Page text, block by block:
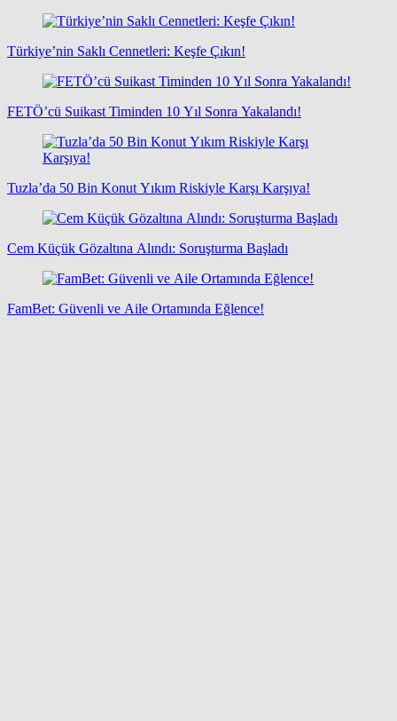
Türkiye’nin Saklı Cennetleri: Keşfe Çıkın!
FETÖ’cü Suikast Timinden 10 Yıl Sonra Yakalandı!
Tuzla’da 50 Bin Konut Yıkım Riskiyle Karşı Karşıya!
Cem Küçük Gözaltına Alındı: Soruşturma Başladı
FamBet: Güvenli ve Aile Ortamında Eğlence!